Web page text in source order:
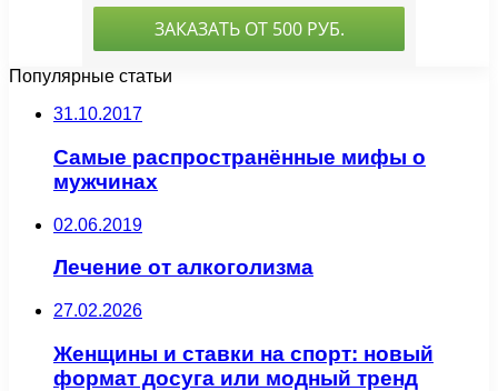
Популярные статьи
31.10.2017
Самые распространённые мифы о
мужчинах
02.06.2019
Лечение от алкоголизма
27.02.2026
Женщины и ставки на спорт: новый
формат досуга или модный тренд